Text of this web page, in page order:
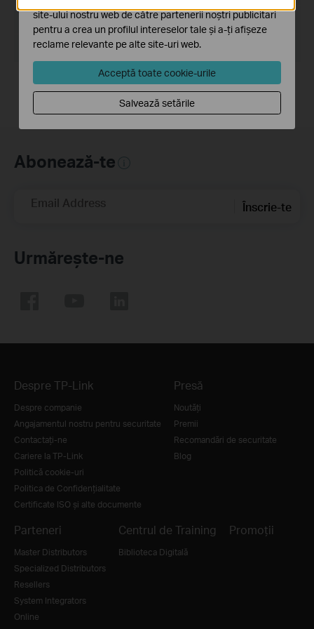
Dimensiune Fişier:14.6MB
Sistem de Operare: Win2000/XP/2003/Vista/7/8/8.1/10
Abonează-te
Email Address Înscrie-te
Urmărește-ne
Despre TP-Link
Despre companie
Angajamentul nostru pentru securitate
Contactați-ne
Cariere la TP-Link
Politică cookie-uri
Politica de Confidențialitate
Certificate ISO și alte documente
Presă
Noutăţi
Premii
Recomandări de securitate
Blog
Parteneri
Master Distributors
Specialized Distributors
Resellers
System Integrators
Online
Centrul de Training
Biblioteca Digitală
Promoții
site-ului nostru web de către partenerii noștri publicitari
pentru a crea un profilul intereselor tale și a-ți afișeze
reclame relevante pe alte site-uri web.
Acceptă toate cookie-urile
Salvează setările